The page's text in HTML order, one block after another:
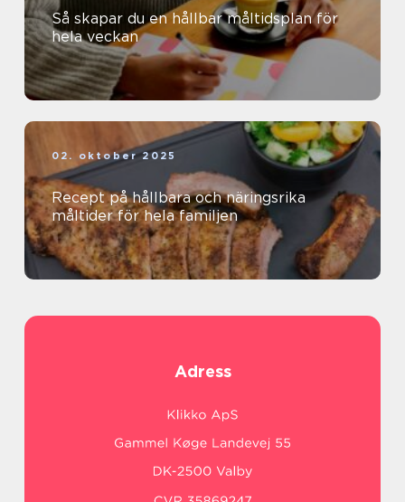
Så skapar du en hållbar måltidsplan för
hela veckan
02. oktober 2025
Recept på hållbara och näringsrika
måltider för hela familjen
Adress